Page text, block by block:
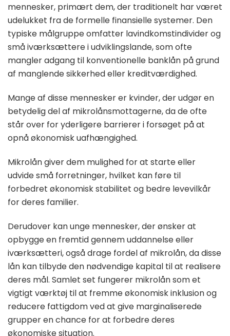
mennesker, primært dem, der traditionelt har været
udelukket fra de formelle finansielle systemer. Den
typiske målgruppe omfatter lavindkomstindivider og
små iværksættere i udviklingslande, som ofte
mangler adgang til konventionelle banklån på grund
af manglende sikkerhed eller kreditværdighed.
Mange af disse mennesker er kvinder, der udgør en
betydelig del af mikrolånsmottagerne, da de ofte
står over for yderligere barrierer i forsøget på at
opnå økonomisk uafhængighed.
Mikrolån giver dem mulighed for at starte eller
udvide små forretninger, hvilket kan føre til
forbedret økonomisk stabilitet og bedre levevilkår
for deres familier.
Derudover kan unge mennesker, der ønsker at
opbygge en fremtid gennem uddannelse eller
iværksætteri, også drage fordel af mikrolån, da disse
lån kan tilbyde den nødvendige kapital til at realisere
deres mål. Samlet set fungerer mikrolån som et
vigtigt værktøj til at fremme økonomisk inklusion og
reducere fattigdom ved at give marginaliserede
grupper en chance for at forbedre deres
økonomiske situation.